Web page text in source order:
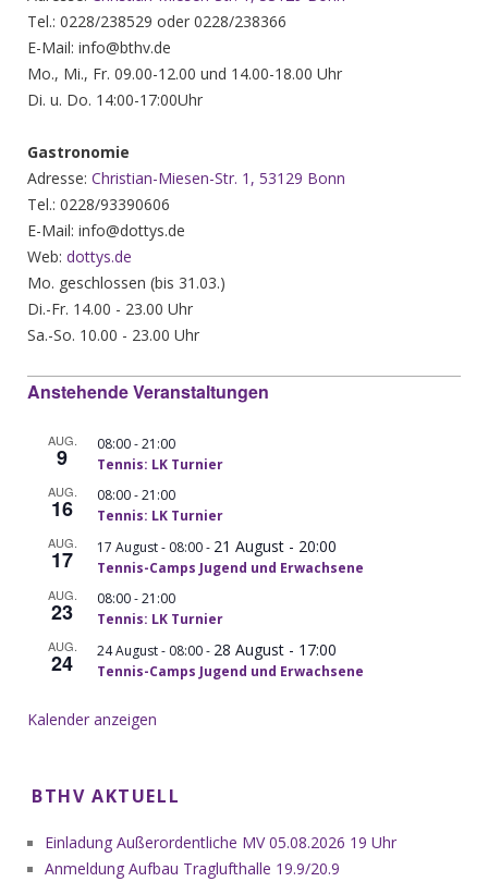
Tel.: 0228/238529 oder 0228/238366
E-Mail: info@bthv.de
Mo., Mi., Fr. 09.00-12.00 und 14.00-18.00 Uhr
Di. u. Do. 14:00-17:00Uhr
Gastronomie
Adresse: Christian-Miesen-Str. 1, 53129 Bonn
Tel.: 0228/93390606
E-Mail: info@dottys.de
Web: dottys.de
Mo. geschlossen (bis 31.03.)
Di.-Fr. 14.00 - 23.00 Uhr
Sa.-So. 10.00 - 23.00 Uhr
Anstehende Veranstaltungen
AUG.
9 08:00-21:00
Tennis: LK Turnier
AUG.
16 08:00-21:00
Tennis: LK Turnier
AUG.
17 17 August - 08:00- 21 August - 20:00
Tennis-Camps Jugend und Erwachsene
AUG.
23 08:00-21:00
Tennis: LK Turnier
AUG.
24 24 August - 08:00- 28 August - 17:00
Tennis-Camps Jugend und Erwachsene
Kalender anzeigen
BTHV AKTUELL
Einladung Außerordentliche MV 05.08.2026 19 Uhr
Anmeldung Aufbau Traglufthalle 19.9/20.9